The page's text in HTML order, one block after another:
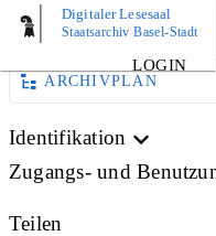
Digitaler Lesesaal
Staatsarchiv Basel-Stadt
LOGIN
AKTE
ARCHIVPLAN
Identifikation
Zugangs- und
Teilen